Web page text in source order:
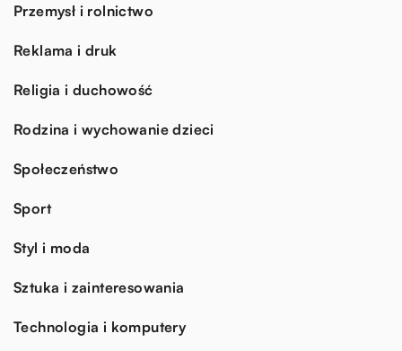
Przemysł i rolnictwo
Reklama i druk
Religia i duchowość
Rodzina i wychowanie dzieci
Społeczeństwo
Sport
Styl i moda
Sztuka i zainteresowania
Technologia i komputery